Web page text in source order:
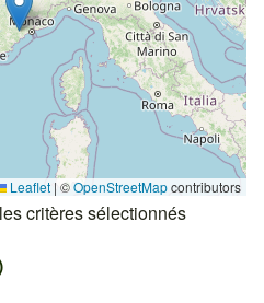
Leaflet | ©OpenStreetMapcontributors
critères sélectionnés